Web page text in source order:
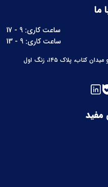
مفید
ما
ساعت کاری: 9 - 17
ساعت کاری: 9 - 13
پلاک ۱۴۵، زنگ اول